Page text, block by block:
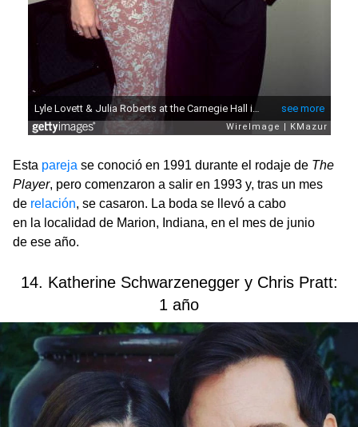
Esta pareja se conoció en 1991 durante el rodaje de The
Player, pero comenzaron a salir en 1993 y, tras un mes
de relación, se casaron. La boda se llevó a cabo
en la localidad de Marion, Indiana, en el mes de junio
de ese año.
14. Katherine Schwarzenegger y Chris Pratt:
1 año